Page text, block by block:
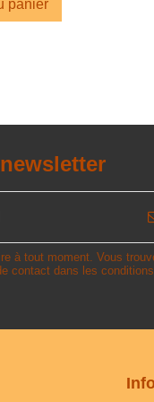
panier
à tout moment. Vous
contact dans les conditions